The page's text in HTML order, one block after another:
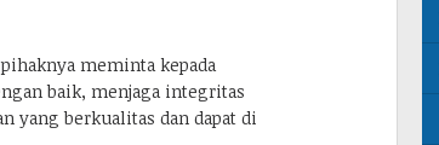
meminta kepada
baik, menjaga integritas
yang berkualitas dan dapat di